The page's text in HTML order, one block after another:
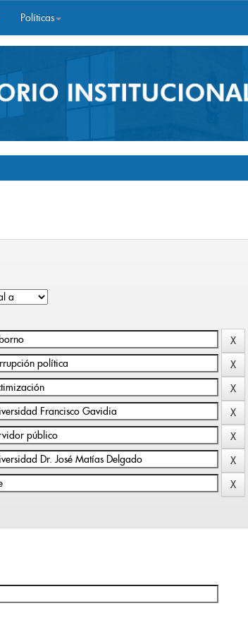
Políticas